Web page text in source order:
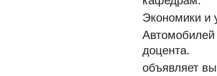
Экономики и
доцента.
объявляет